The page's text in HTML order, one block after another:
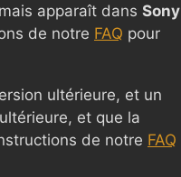
apparaît dans Sony
de notre FAQ pour
ultérieure, et un
et que la
de notre FAQ